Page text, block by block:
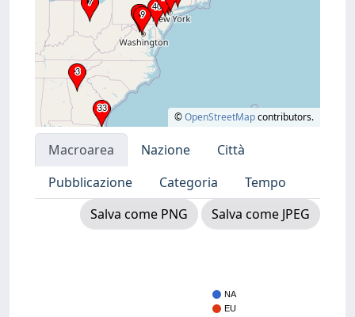
©OpenStreetMapcontributors.
Macroarea Nazione
Città
Pubblicazione
Categoria
Tempo
Salva come PNG
Salva come JPEG
NA
EU